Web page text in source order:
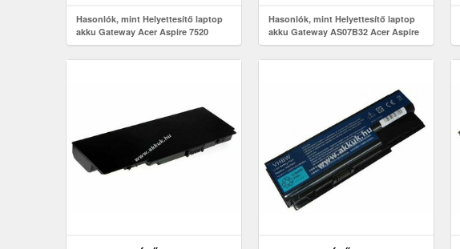
Hasonlók, mint Helyettesítő laptop
akku Gateway Acer Aspire 7520
AS07B32 4400mAh 65.12Wh 14.8V
Hasonlók, mint Helyettesítő laptop
akku Gateway AS07B32 Acer Aspire
7520 8800mAh 97.68Wh 11.1V